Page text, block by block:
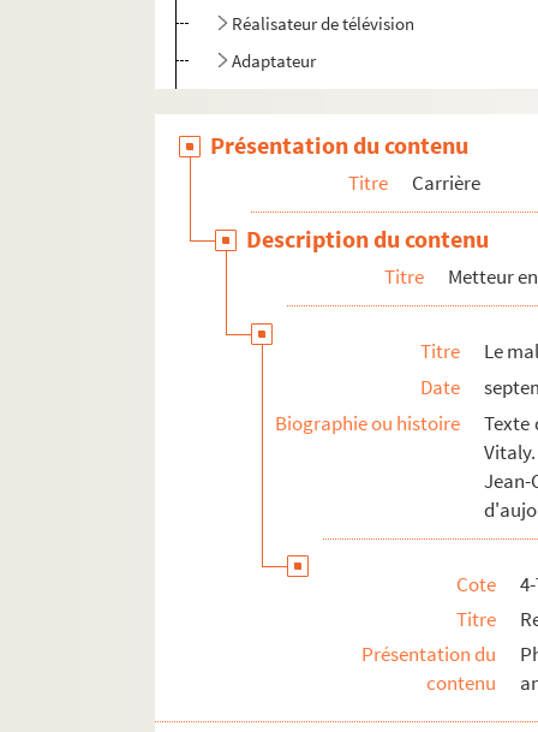
Réalisateur de télévision
Adaptateur
Ecrivain
Documentation personnelle
Photographies
Correspondance
Présentation du contenu
Titre Carrière
Description du contenu
Titre Metteur
Titre
Le
Date
Biographie ou histoire
Texte
Cote
Titre
Présentation du
contenu